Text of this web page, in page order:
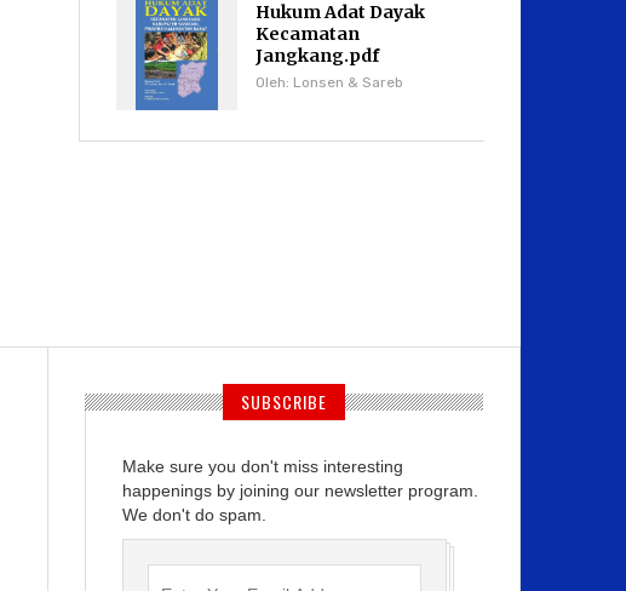
Hukum Adat Dayak
Kecamatan
Jangkang.pdf
Oleh: Lonsen & Sareb
SUBSCRIBE
Make sure you don't miss interesting
happenings by joining our newsletter program.
We don't do spam.